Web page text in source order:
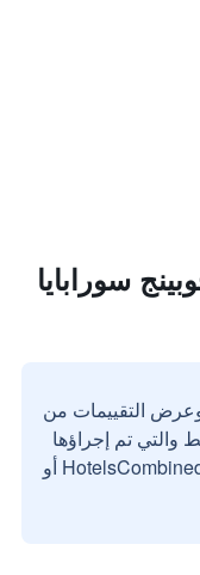
سورابايا
التقييمات من
والتي تم إجراؤها
بواسطة مستخدمين حقيقيين مع HotelsCombined أو